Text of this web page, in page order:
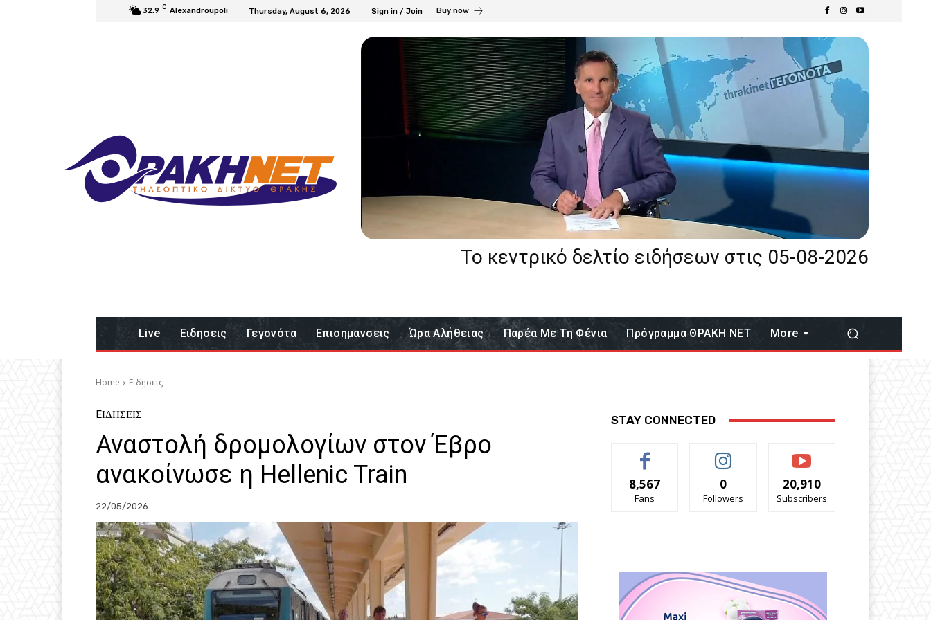
32.9 C Alexandroupoli Thursday, August 6, 2026 Sign in / Join Buy now
Το κεντρικό δελτίο ειδήσεων στις 05-08-2026
Live Eιδησεις Γεγονότα Επισημανσεις Ώρα Αλήθειας Παρέα Με Τη Φένια Πρόγραμμα ΘΡΑΚΗ ΝΕΤ More
Home Eιδησεις
EΙΔΗΣΕΙΣ
Αναστολή δρομολογίων στον Έβρο
ανακοίνωσε η Hellenic Train
22/05/2026
STAY CONNECTED
8,567
Fans
0
Followers
20,910
Subscribers